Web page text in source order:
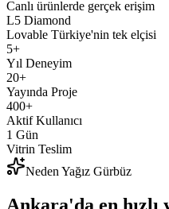
Canlı ürünlerde gerçek erişim
L5 Diamond
Lovable Türkiye'nin tek elçisi
5+
Yıl Deneyim
20+
Yayında Proje
400+
Aktif Kullanıcı
1 Gün
Vitrin Teslim
Neden Yağız Gürbüz
Ankara'da en hızlı